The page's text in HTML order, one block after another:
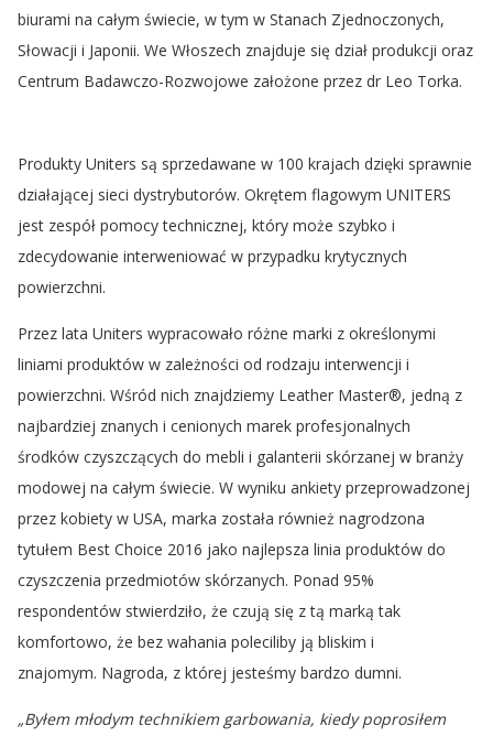
biurami na całym świecie, w tym w Stanach Zjednoczonych,
Słowacji i Japonii. We Włoszech znajduje się dział produkcji oraz
Centrum Badawczo-Rozwojowe założone przez dr Leo Torka.
Produkty Uniters są sprzedawane w 100 krajach dzięki sprawnie
działającej sieci dystrybutorów. Okrętem flagowym UNITERS
jest zespół pomocy technicznej, który może szybko i
zdecydowanie interweniować w przypadku krytycznych
powierzchni.
Przez lata Uniters wypracowało różne marki z określonymi
liniami produktów w zależności od rodzaju interwencji i
powierzchni. Wśród nich znajdziemy Leather Master®, jedną z
najbardziej znanych i cenionych marek profesjonalnych
środków czyszczących do mebli i galanterii skórzanej w branży
modowej na całym świecie. W wyniku ankiety przeprowadzonej
przez kobiety w USA, marka została również nagrodzona
tytułem Best Choice 2016 jako najlepsza linia produktów do
czyszczenia przedmiotów skórzanych. Ponad 95%
respondentów stwierdziło, że czują się z tą marką tak
komfortowo, że bez wahania poleciliby ją bliskim i
znajomym. Nagroda, z której jesteśmy bardzo dumni.
„Byłem młodym technikiem garbowania, kiedy poprosiłem